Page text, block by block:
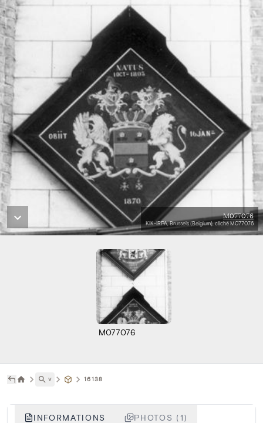
M077076
KIK-IRPA, Brussels (Belgium), cliché M077076
M077076
˅ 16138
INFORMATIONS PHOTOS (1)